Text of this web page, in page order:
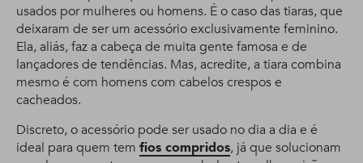
usados por mulheres ou homens. É o caso das tiaras, que
deixaram de ser um acessório exclusivamente feminino.
Ela, aliás, faz a cabeça de muita gente famosa e de
lançadores de tendências. Mas, acredite, a tiara combina
mesmo é com homens com cabelos crespos e
cacheados.
Discreto, o acessório pode ser usado no dia a dia e é
ideal para quem tem fios compridos, já que solucionam